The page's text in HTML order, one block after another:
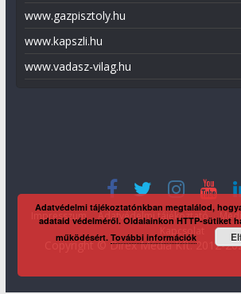
www.gazpisztoly.hu
www.kapszli.hu
www.vadasz-vilag.hu
Impresszum Adatvédelmi tájékoztató
Copyright © Direx Média Kft. 2012-
Adatvédelmi tájékoztatónkban megtalálod,
adataid védelméről. Oldalainkon HTTP-sütiket
működésért.További információk